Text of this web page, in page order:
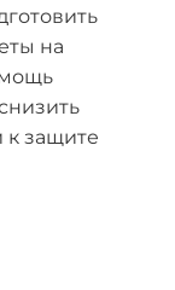
на
к защите